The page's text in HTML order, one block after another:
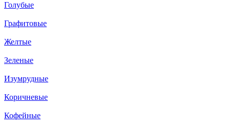
Голубые
Графитовые
Желтые
Зеленые
Изумрудные
Коричневые
Кофейные